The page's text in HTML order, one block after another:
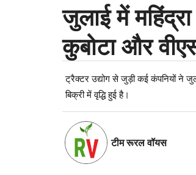
जुलाई में
कुबोटा और
ट्रैक्टर उद्योग से जुड़ी कई कंपनियों ने
बिक्री में वृद्धि हुई है।
टीम रूरल वॉयस